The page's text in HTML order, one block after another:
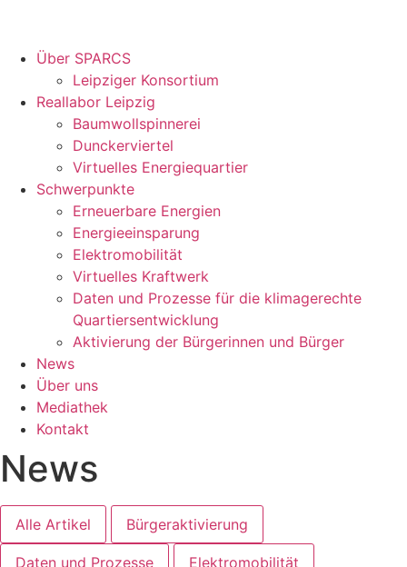
Über SPARCS
Leipziger Konsortium
Reallabor Leipzig
Baumwollspinnerei
Dunckerviertel
Virtuelles Energiequartier
Schwerpunkte
Erneuerbare Energien
Energieeinsparung
Elektromobilität
Virtuelles Kraftwerk
Daten und Prozesse für die klimagerechte
Quartiersentwicklung
Aktivierung der Bürgerinnen und Bürger
News
Über uns
Mediathek
Kontakt
News
Alle Artikel Bürgeraktivierung
Daten und Prozesse Elektromobilität